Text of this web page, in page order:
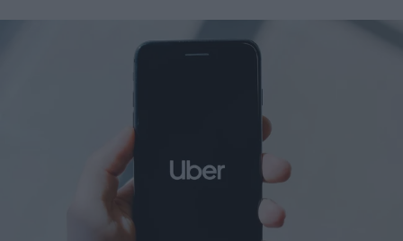
CV y podía superar los 290 km/h, cifras que
ayudaron a establecer nuevos estándares
para los automóviles de altas prestaciones.